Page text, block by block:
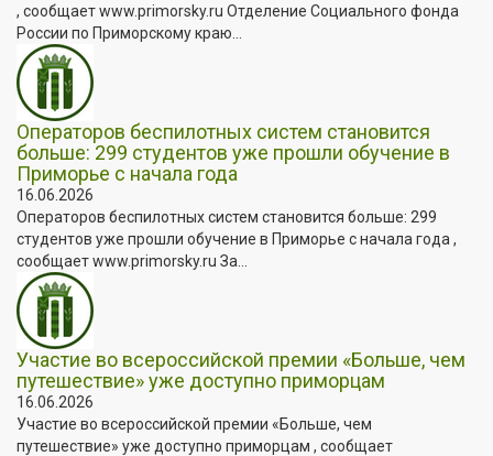
, сообщает www.primorsky.ru Отделение Социального фонда
России по Приморскому краю...
Операторов беспилотных систем становится
больше: 299 студентов уже прошли обучение в
Приморье с начала года
16.06.2026
Операторов беспилотных систем становится больше: 299
студентов уже прошли обучение в Приморье с начала года ,
сообщает www.primorsky.ru За...
Участие во всероссийской премии «Больше, чем
путешествие» уже доступно приморцам
16.06.2026
Участие во всероссийской премии «Больше, чем
путешествие» уже доступно приморцам , сообщает